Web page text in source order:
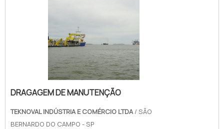
ácidas ou alcalinas; Livre de fungos,
bactérias, aos detergent.
DRAGAGEM DE MANUTENÇÃO
TEKNOVAL INDÚSTRIA E COMÉRCIO LTDA/ SÃO
BERNARDO DO CAMPO - SP